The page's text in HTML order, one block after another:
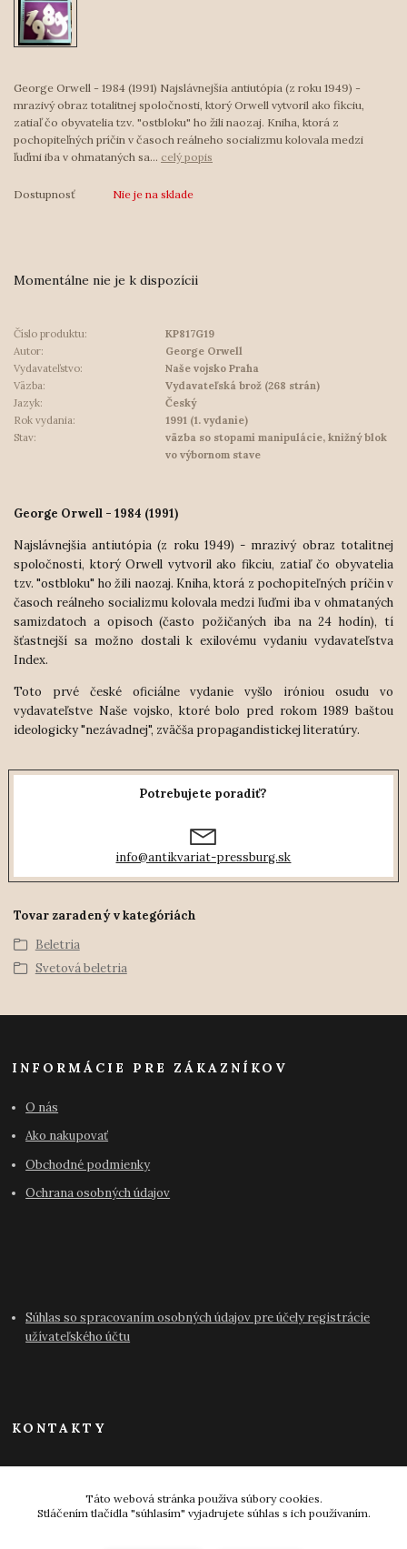
George Orwell - 1984 (1991) Najslávnejšia antiutópia (z roku 1949) -
mrazivý obraz totalitnej spoločnosti, ktorý Orwell vytvoril ako fikciu,
zatiaľ čo obyvatelia tzv. "ostbloku" ho žili naozaj. Kniha, ktorá z
pochopiteľných príčin v časoch reálneho socializmu kolovala medzi
ľuďmi iba v ohmataných sa... celý popis
Dostupnosť Nie je na sklade
Momentálne nie je k dispozícii
Číslo produktu:
KP817G19
Autor:
George Orwell
Vydavateľstvo:
Naše vojsko Praha
Väzba:
Vydavateľská brož (268 strán)
Jazyk:
Český
Rok vydania:
1991 (1. vydanie)
Stav:
väzba so stopami manipulácie, knižný blok
vo výbornom stave
George Orwell - 1984 (1991)
Najslávnejšia antiutópia (z roku 1949) - mrazivý obraz totalitnej
spoločnosti, ktorý Orwell vytvoril ako fikciu, zatiaľ čo obyvatelia
tzv. "ostbloku" ho žili naozaj. Kniha, ktorá z pochopiteľných príčin v
časoch reálneho socializmu kolovala medzi ľuďmi iba v ohmataných
samizdatoch a opisoch (často požičaných iba na 24 hodín), tí
šťastnejší sa možno dostali k exilovému vydaniu vydavateľstva
Index.
Toto prvé české oficiálne vydanie vyšlo iróniou osudu vo
vydavateľstve Naše vojsko, ktoré bolo pred rokom 1989 baštou
ideologicky "nezávadnej", zväčša propagandistickej literatúry.
Potrebujete poradiť?
info@antikvariat-pressburg.sk
Tovar zaradený v kategóriách
Beletria
Svetová beletria
INFORMÁCIE PRE ZÁKAZNÍKOV
O nás
Ako nakupovať
Obchodné podmienky
Ochrana osobných údajov
Súhlas so spracovaním osobných údajov pre účely registrácie
užívateľského účtu
KONTAKTY
Táto webová stránka používa súbory cookies.
Stláčením tlačidla "súhlasím" vyjadrujete súhlas s ich používaním.